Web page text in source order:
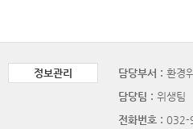
정보관리 담당부서 : 환경
담당팀 : 위생팀
전화번호 : 032-